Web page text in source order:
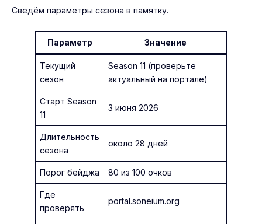
Сведём параметры сезона в памятку.
Параметр Значение
Текущий
сезон
Season 11 (проверьте
актуальный на портале)
Старт Season
11
3 июня 2026
Длительность
сезона
около 28 дней
Порог бейджа 80 из 100 очков
Где
проверять
portal.soneium.org